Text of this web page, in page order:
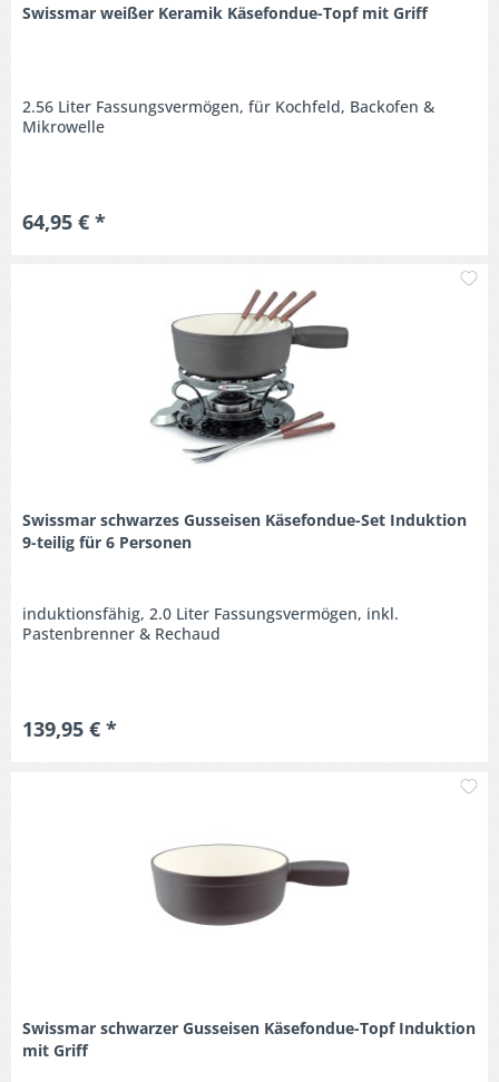
Swissmar weißer Keramik Käsefondue-Topf mit Griff
2.56 Liter Fassungsvermögen, für Kochfeld, Backofen &
Mikrowelle
64,95 € *
Swissmar schwarzes Gusseisen Käsefondue-Set Induktion
9-teilig für 6 Personen
induktionsfähig, 2.0 Liter Fassungsvermögen, inkl.
Pastenbrenner & Rechaud
139,95 € *
Swissmar schwarzer Gusseisen Käsefondue-Topf Induktion
mit Griff